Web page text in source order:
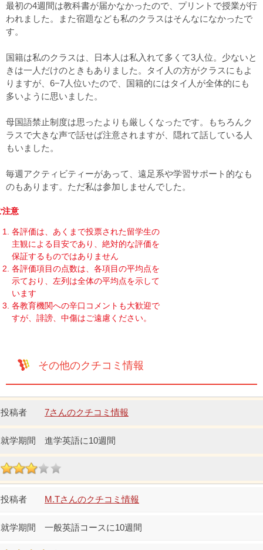
最初の4週間は教科書が届かなかったので、プリントで授業が行
われました。また宿題なども私のクラスはそんなになかったで
す。
国籍は私のクラスは、日本人は私入れて多くて3人位。少ないと
きは一人だけのときもありました。タイ人の方がクラスにもよ
りますが、6−7人位いたので、国籍的にはタイ人が全体的にも
多いように思いました。
母国語禁止制度は思ったよりも厳しくなったです。もちろんク
ラスで大きな声で話せば注意されますが、隠れて話している人
もいました。
毎週アクティビティーがあって、遠足系や学習サポート的なも
のもあります。ただ私は参加しませんでした。
注意
各評価は、あくまで投票された留学生の
主観による目安であり、絶対的な評価を
保証するものではありません
各評価項目の点数は、各項目の平均点を
示ており、左列は全体の平均点を示して
います
各教育機関への辛口コメントも大歓迎で
すが、誹謗、中傷はご遠慮ください。
その他のクチコミ情報
7さんのクチコミ情報
進学英語に10週間
M.Tさんのクチコミ情報
一般英語コースに10週間